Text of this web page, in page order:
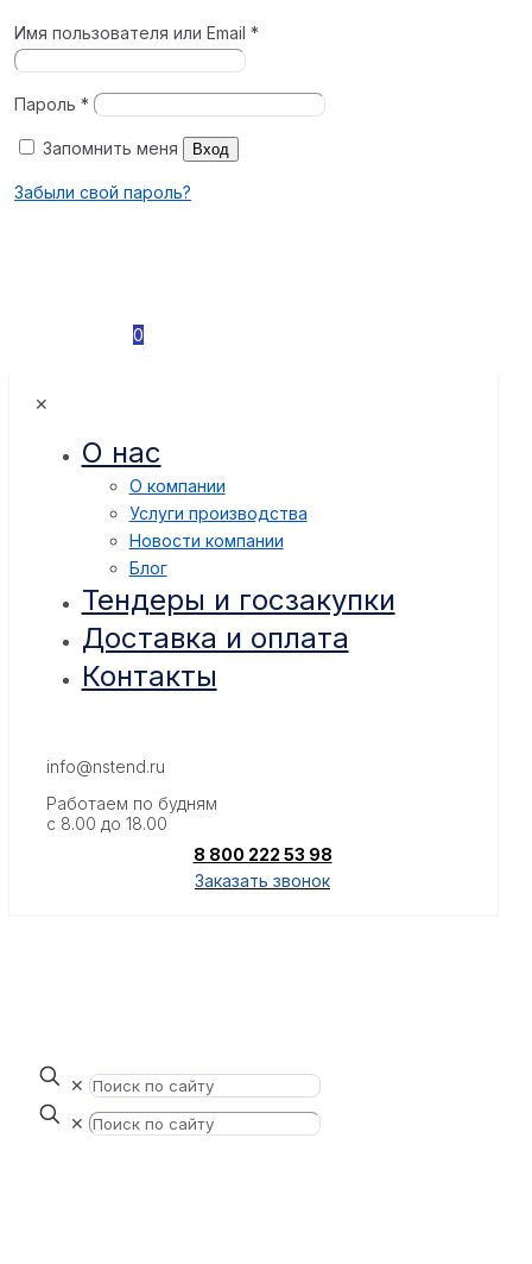
Имя пользователя или Email*
Пароль*
Запомнить меня Вход
Забыли свой пароль?
0
✕
О нас
О компании
Услуги производства
Новости компании
Блог
Тендеры и госзакупки
Доставка и оплата
Контакты
info@nstend.ru
Работаем по будням
с 8.00 до 18.00
8 800 222 53 98
Заказать звонок
✕
✕